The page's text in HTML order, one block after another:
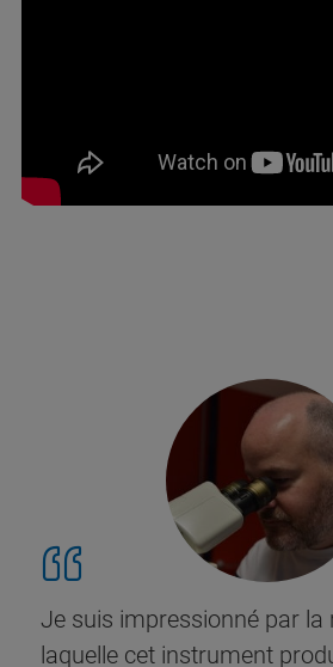
Je suis impressionné par la
laquelle cet instrument